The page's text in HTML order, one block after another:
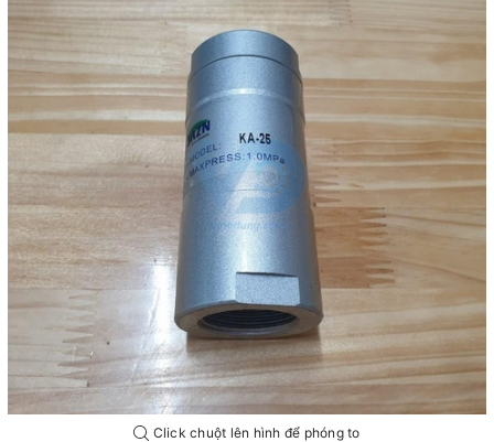
Click chuột lên hình để phóng to